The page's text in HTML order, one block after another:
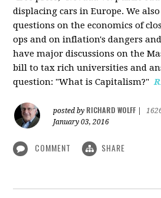
displacing cars in Europe. We
questions on the economics of
ops and on inflation's dangers
have major discussions on the
bill to tax rich universities and
question: "What is Capitalism?"
posted by RICHARD WOLFF
January 03, 2016
COMMENT SHARE